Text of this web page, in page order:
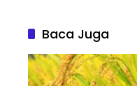
Baca Juga